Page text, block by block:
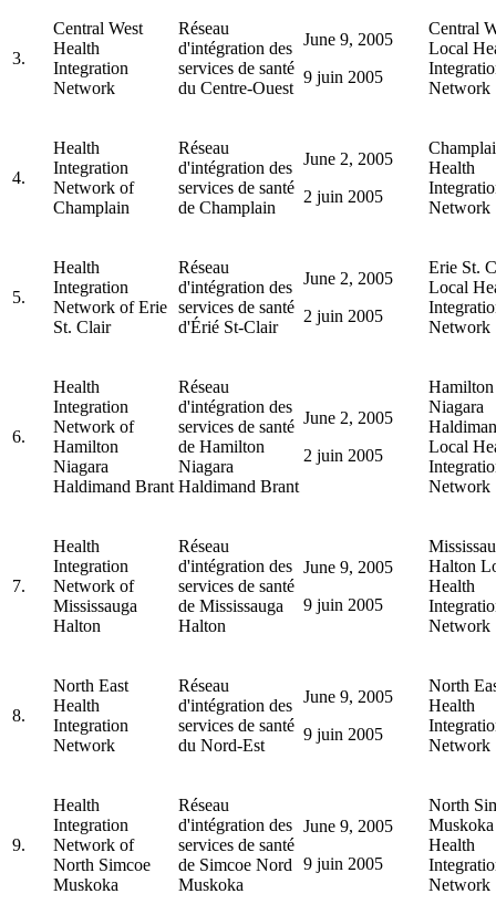
3.
Central West
Health
Integration
Network
Réseau
d'intégration des
services de santé
du Centre-Ouest
June 9, 2005
9 juin 2005
Central
Local
Network
4.
Health
Integration
Network of
Champlain
Réseau
d'intégration des
services de santé
de Champlain
June 2, 2005
2 juin 2005
Health
Network
5.
Health
Integration
Network of Erie
St. Clair
Réseau
d'intégration des
services de santé
d'Érié St-Clair
June 2, 2005
2 juin 2005
Erie St.
Local
Network
6.
Health
Integration
Network of
Hamilton
Niagara
Haldimand Brant
Réseau
d'intégration des
services de santé
de Hamilton
Niagara
Haldimand Brant
June 2, 2005
2 juin 2005
Hamilton
Niagara
Local
Network
7.
Health
Integration
Network of
Mississauga
Halton
Réseau
d'intégration des
services de santé
de Mississauga
Halton
June 9, 2005
9 juin 2005
Halton
Health
Network
8.
North East
Health
Integration
Network
Réseau
d'intégration des
services de santé
du Nord-Est
June 9, 2005
9 juin 2005
North
Health
Network
9.
Health
Integration
Network of
North Simcoe
Muskoka
Réseau
d'intégration des
services de santé
de Simcoe Nord
Muskoka
June 9, 2005
9 juin 2005
North
Health
Network